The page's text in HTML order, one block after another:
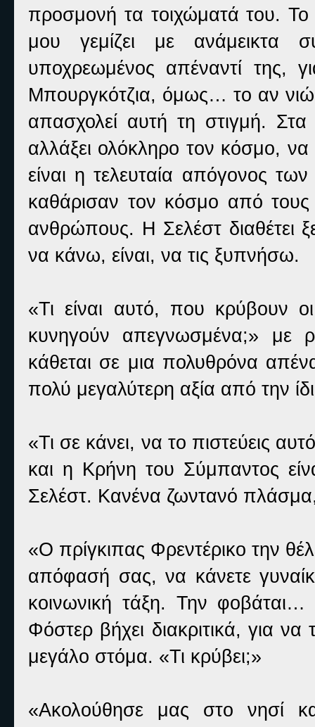
προσμονή τα τοιχώματά του. Το
μου γεμίζει με ανάμεικτα
υποχρεωμένος απέναντί της,
Μπουργκότζια, όμως… το αν
απασχολεί αυτή τη στιγμή.
αλλάξει ολόκληρο τον κόσμο, να
είναι η τελευταία απόγονος
καθάρισαν τον κόσμο από τους
ανθρώπους. Η Σελέστ διαθέτει
να κάνω, είναι, να τις ξυπνήσω.
«Τι είναι αυτό, που κρύβουν
κυνηγούν απεγνωσμένα;» με
κάθεται σε μια πολυθρόνα
πολύ μεγαλύτερη αξία από την
«Τι σε κάνει, να το πιστεύεις
και η Κρήνη του Σύμπαντος
Σελέστ. Κανένα ζωντανό πλάσμα,
«Ο πρίγκιπας Φρεντέρικο την
απόφασή σας, να κάνετε
κοινωνική τάξη. Την φοβάται…
Φόστερ βήχει διακριτικά, για
μεγάλο στόμα. «Τι κρύβει;»
«Ακολούθησε μας στο νησί